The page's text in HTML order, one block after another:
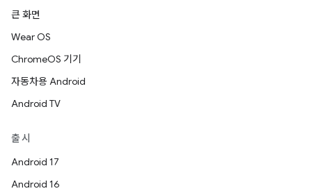
큰 화면
Wear OS
ChromeOS 기기
자동차용 Android
Android TV
출시
Android 17
Android 16